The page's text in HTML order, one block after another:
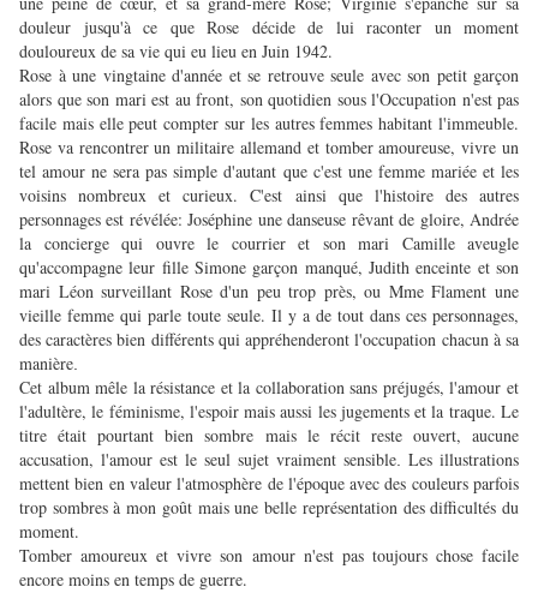
douleur jusqu'à ce que Rose décide de lui raconter un moment
douloureux de sa vie qui eu lieu en Juin 1942.
Rose à une vingtaine d'année et se retrouve seule avec son petit garçon
alors que son mari est au front, son quotidien sous l'Occupation n'est pas
facile mais elle peut compter sur les autres femmes habitant l'immeuble.
Rose va rencontrer un militaire allemand et tomber amoureuse, vivre un
tel amour ne sera pas simple d'autant que c'est une femme mariée et les
voisins nombreux et curieux. C'est ainsi que l'histoire des autres
personnages est révélée: Joséphine une danseuse rêvant de gloire, Andrée
la concierge qui ouvre le courrier et son mari Camille aveugle
qu'accompagne leur fille Simone garçon manqué, Judith enceinte et son
mari Léon surveillant Rose d'un peu trop près, ou Mme Flament une
vieille femme qui parle toute seule. Il y a de tout dans ces personnages,
des caractères bien différents qui appréhenderont l'occupation chacun à sa
manière
Cet album mêle la résistance et la collaboration sans préjugés, l'amour et
l'adultère, le féminisme, l'espoir mais aussi les jugements et la traque. Le
titre était pourtant bien sombre mais le récit reste ouvert, aucune
accusation, l'amour est le seul sujet vraiment sensible Les illustrations
mettent bien en valeur l'atmosphère de l'époque avec des couleurs parfois
trop sombres à mon goût mais une belle représentation des difficultés du
moment.
Tomber amoureux et vivre son amour n'est pas toujours chose facile
encore moins en temps de guerre.